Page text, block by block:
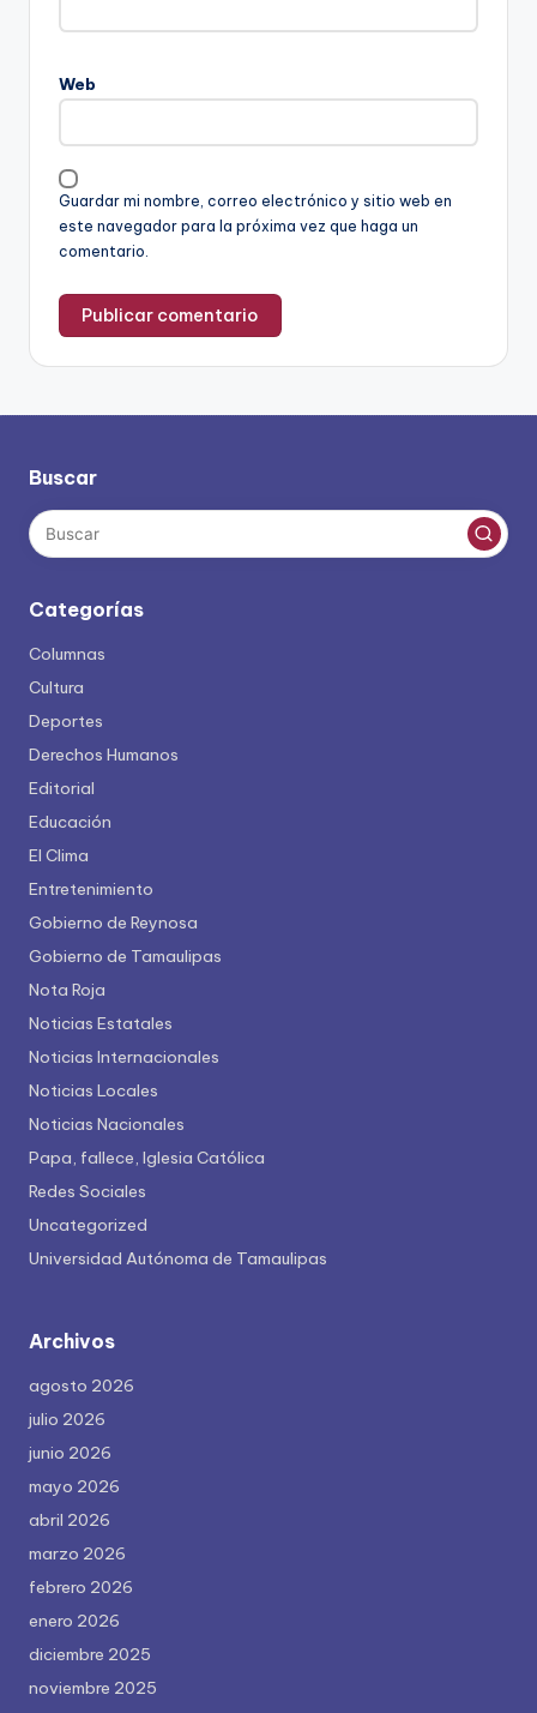
Web
Guardar mi nombre, correo electrónico y sitio web en
este navegador para la próxima vez que haga un
comentario.
Buscar
Categorías
Columnas
Cultura
Deportes
Derechos Humanos
Editorial
Educación
El Clima
Entretenimiento
Gobierno de Reynosa
Gobierno de Tamaulipas
Nota Roja
Noticias Estatales
Noticias Internacionales
Noticias Locales
Noticias Nacionales
Papa, fallece, Iglesia Católica
Redes Sociales
Uncategorized
Universidad Autónoma de Tamaulipas
Archivos
agosto 2026
julio 2026
junio 2026
mayo 2026
abril 2026
marzo 2026
febrero 2026
enero 2026
diciembre 2025
noviembre 2025